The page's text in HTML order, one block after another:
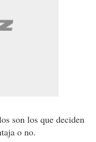
son los que deciden
o no.